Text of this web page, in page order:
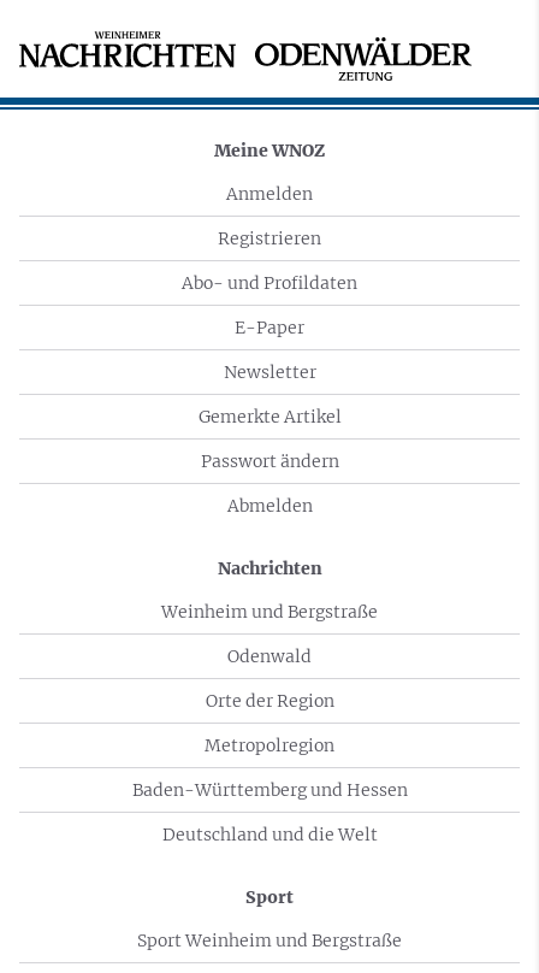
Meine WNOZ
Anmelden
Registrieren
Abo- und Profildaten
E-Paper
Newsletter
Gemerkte Artikel
Passwort ändern
Abmelden
Nachrichten
Weinheim und Bergstraße
Odenwald
Orte der Region
Metropolregion
Baden-Württemberg und Hessen
Deutschland und die Welt
Sport
Sport Weinheim und Bergstraße